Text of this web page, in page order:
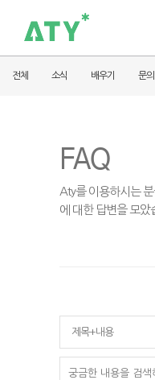
전체 소식 배우기 문의
FAQ
Aty를 이용하시는
에 대한 답변을 모았